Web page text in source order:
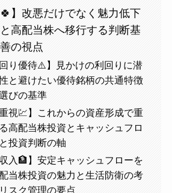
🍀】改悪だけでなく魅力低下
高配当株へ移行する判断基
の視点
回り優待⚠️】見かけの利回りに潜
と避けたい優待銘柄の共通特徴
びの基準
重視💹】これからの資産形成で重
高配当株投資とキャッシュフロ
投資判断の軸
収入🏦】安定キャッシュフローを
当株投資の魅力と生活防衛の考
スク管理の要点